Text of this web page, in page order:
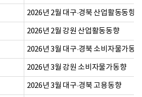
2026년 2월 대구·경북 산업활동동향
2026년 2월 강원 산업활동동향
2026년 3월 대구·경북 소비자물가동향
2026년 3월 강원 소비자물가동향
2026년 3월 대구·경북 고용동향